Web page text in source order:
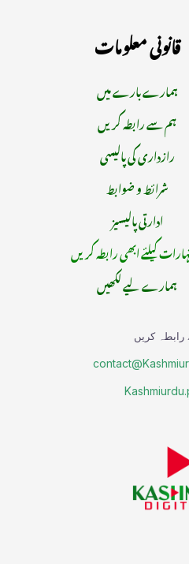
قانونی معلومات
ہمارے بارے میں
ہم سے رابطہ کریں
رازداری کی پالیسی
شرائط و ضوابط
ادارتی پالیسیز
کیلئے ابھی رابطہ کریں
ہمارے لیے لکھیں
رابطہ کریں